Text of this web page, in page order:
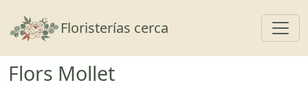
Floristerías cerca
Flors Mollet